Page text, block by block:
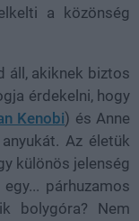
a közönség
áll, akiknek biztos
érdekelni, hogy
Kenobi) és Anne
Az életük
különös jelenség
párhuzamos
bolygóra? Nem